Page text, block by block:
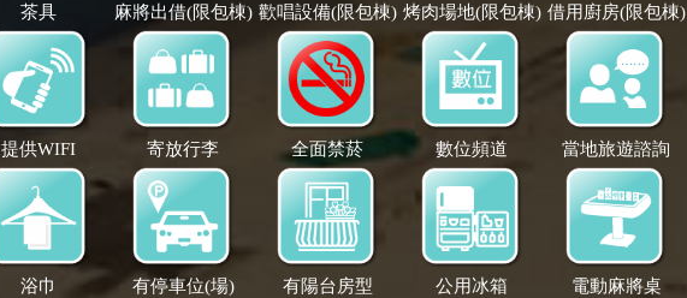
茶具 麻將出借(限包棟) 歡唱設備(限包棟) 烤肉場地(限包棟) 借用廚房(限包棟)
提供WIFI 寄放行李 全面禁菸 數位頻道 當地旅遊諮詢
浴巾 有停車位(場) 有陽台房型 公用冰箱 電動麻將桌